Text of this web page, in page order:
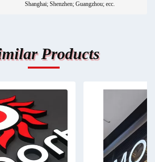
Shanghai; Shenzhen; Guangzhou; ecc.
Products